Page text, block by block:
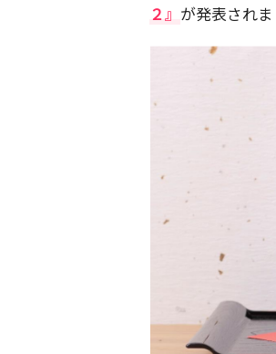
２』 が発表されま